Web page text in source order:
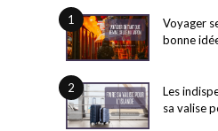
1
Voyager
bonne
2
Les
sa valise